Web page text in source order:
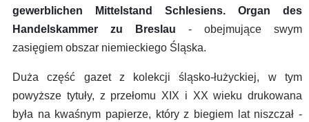
gewerblichen Mittelstand Schlesiens. Organ des
Handelskammer zu Breslau - obejmujące swym
zasięgiem obszar niemieckiego Śląska.
Duża część gazet z kolekcji śląsko-łużyckiej, w tym
powyższe tytuły, z przełomu XIX i XX wieku drukowana
była na kwaśnym papierze, który z biegiem lat niszczał -